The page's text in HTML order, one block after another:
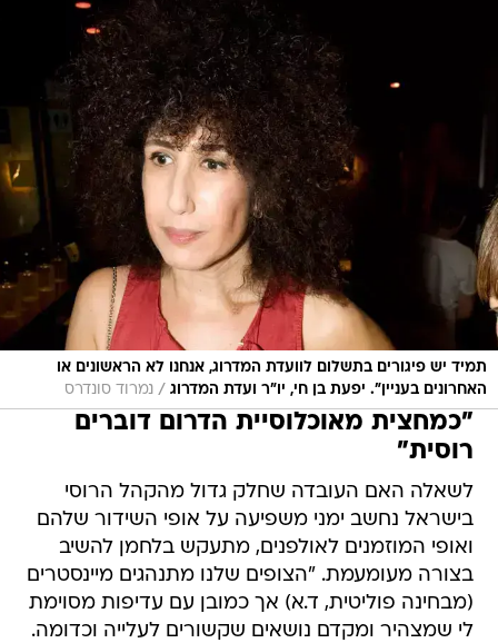
תמיד יש פיגורים בתשלום לוועדת המדרוג, אנחנו לא הראשונים או
האחרונים בעניין". יפעת בן חי, יו"ר ועדת המדרוג / נמרוד סונדרס
"כמחצית מאוכלוסיית הדרום דוברים
רוסית"
לשאלה האם העובדה שחלק גדול מהקהל הרוסי
בישראל נחשב ימני משפיעה על אופי השידור שלהם
ואופי המוזמנים לאולפנים, מתעקש בלחמן להשיב
בצורה מעומעמת. "הצופים שלנו מתנהגים מיינסטרים
(מבחינה פוליטית, ד.א) אך כמובן עם עדיפות מסוימת
לי שמצהיר ומקדם נושאים שקשורים לעלייה וכדומה.